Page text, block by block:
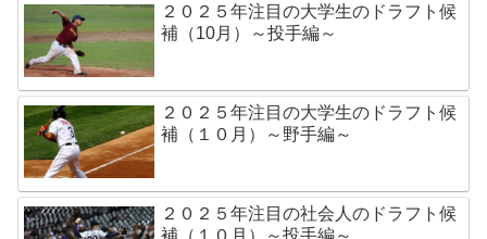
２０２５年注目の大学生のドラフト候
補（10月）～投手編～
２０２５年注目の大学生のドラフト候
補（１０月）～野手編～
２０２５年注目の社会人のドラフト候
補（１０月）～投手編～